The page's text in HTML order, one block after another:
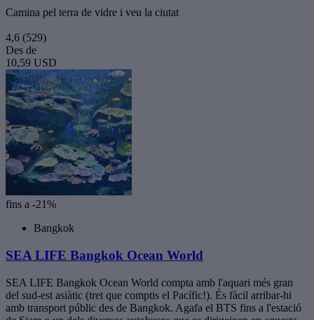
Camina pel terra de vidre i veu la ciutat
4,6 (529)
Des de
10,59 USD
fins a -21%
Bangkok
SEA LIFE Bangkok Ocean World
SEA LIFE Bangkok Ocean World compta amb l'aquari més gran
del sud-est asiàtic (tret que comptis el Pacífic!). És fàcil arribar-hi
amb transport públic des de Bangkok. Agafa el BTS fins a l'estació